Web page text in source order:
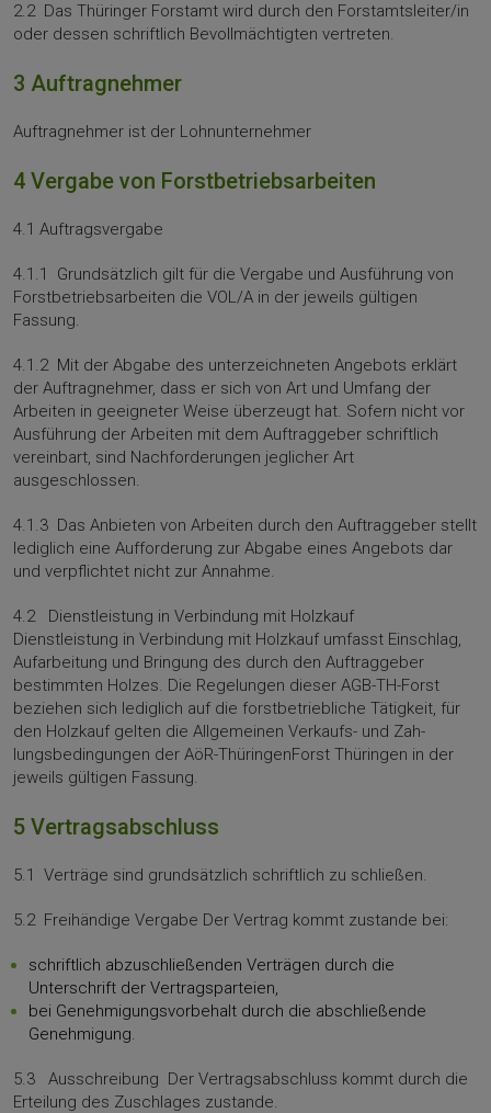
2.2 Das Thüringer Forstamt wird durch den Forstamtsleiter/in
oder dessen schriftlich Bevollmächtigten vertreten.
3 Auftragnehmer
Auftragnehmer ist der Lohnunternehmer
4 Vergabe von Forstbetriebsarbeiten
4.1 Auftragsvergabe
4.1.1 Grundsätzlich gilt für die Vergabe und Ausführung von
Forstbetriebsarbeiten die VOL/A in der jeweils gültigen
Fassung.
4.1.2 Mit der Abgabe des unterzeichneten Angebots erklärt
der Auftragnehmer, dass er sich von Art und Um­fang der
Arbeiten in geeigneter Weise überzeugt hat. Sofern nicht vor
Ausführung der Arbeiten mit dem Auftraggeber schriftlich
vereinbart, sind Nachforderungen jeglicher Art
ausgeschlossen.
4.1.3 Das Anbieten von Arbeiten durch den Auftraggeber stellt
lediglich eine Aufforderung zur Abgabe eines Angebots dar
und verpflichtet nicht zur Annahme.
4.2 Dienstleistung in Verbindung mit Holzkauf
Dienstleistung in Verbindung mit Holzkauf umfasst Einschlag,
Aufarbeitung und Bringung des durch den Auftrag­geber
bestimmten Holzes. Die Regelungen dieser AGB-TH-Forst
beziehen sich lediglich auf die forstbetriebliche Tätigkeit, für
den Holzkauf gelten die Allgemeinen Verkaufs- und Zah­
lungsbedingungen der AöR-ThüringenForst Thüringen in der
jeweils gülti­gen Fassung.
5 Vertragsabschluss
5.1 Verträge sind grundsätzlich schriftlich zu schließen.
5.2 Freihändige Vergabe Der Vertrag kommt zustande bei:
schriftlich abzuschließenden Verträgen durch die
Unterschrift der Vertragsparteien,
bei Genehmigungsvorbehalt durch die abschließende
Genehmigung.
5.3 Ausschreibung Der Vertragsabschluss kommt durch die
Erteilung des Zuschlages zustande.